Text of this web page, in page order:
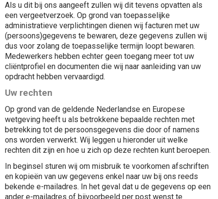
Als u dit bij ons aangeeft zullen wij dit tevens opvatten als
een vergeetverzoek. Op grond van toepasselijke
administratieve verplichtingen dienen wij facturen met uw
(persoons)gegevens te bewaren, deze gegevens zullen wij
dus voor zolang de toepasselijke termijn loopt bewaren.
Medewerkers hebben echter geen toegang meer tot uw
cliëntprofiel en documenten die wij naar aanleiding van uw
opdracht hebben vervaardigd.
Uw rechten
Op grond van de geldende Nederlandse en Europese
wetgeving heeft u als betrokkene bepaalde rechten met
betrekking tot de persoonsgegevens die door of namens
ons worden verwerkt. Wij leggen u hieronder uit welke
rechten dit zijn en hoe u zich op deze rechten kunt beroepen.
In beginsel sturen wij om misbruik te voorkomen afschriften
en kopieën van uw gegevens enkel naar uw bij ons reeds
bekende e-mailadres. In het geval dat u de gegevens op een
ander e-mailadres of bijvoorbeeld per post wenst te